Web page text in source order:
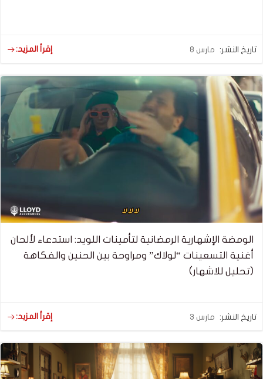
تاريخ النشر: مارس 8 إقرأ المزيد:
الومضة الإشهارية الرمضانية لتأمينات اللويد: استدعاء لألحان
أغنية التسعينات “لولاك” ومراوحة بين الحنين والفكاهة
(تحليل للاشهار)
تاريخ النشر: مارس 3 إقرأ المزيد: